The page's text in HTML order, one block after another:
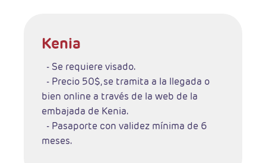
Kenia
- Se requiere visado.
- Precio 50$, se tramita a la llegada o
bien online a través de la web de la
embajada de Kenia.
- Pasaporte con validez mínima de 6
meses.